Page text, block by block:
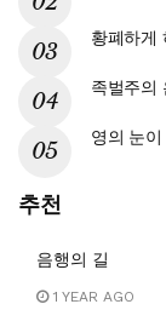
황폐하게
족벌주의
영의 눈
추천
음행의 길
1 YEAR AGO